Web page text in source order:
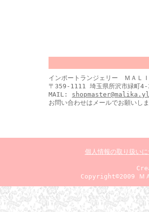
インポートランジェリー ＭＡＬ
〒359-1111 埼玉県所沢市緑町
MAIL:
お問い合わせはメールでお願いし
個人情報の取り扱い
Copyright©2009 Ｍ